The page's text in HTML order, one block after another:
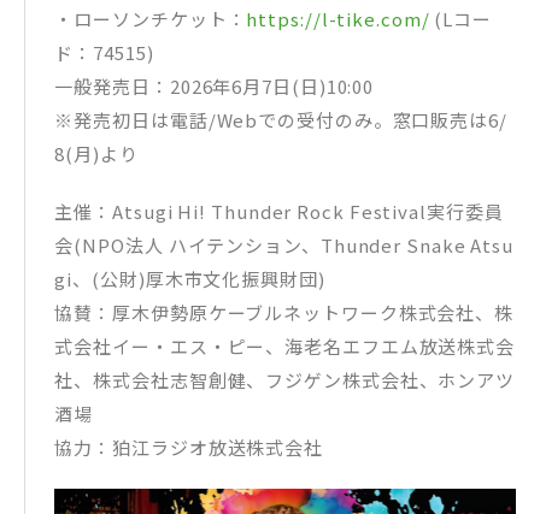
・ローソンチケット： https://l-tike.com/ (Lコー
ド：74515)
一般発売日：2026年6月7日(日)10:00
※発売初日は電話/Webでの受付のみ。窓口販売は6/
8(月)より
主催：Atsugi Hi! Thunder Rock Festival実行委員
会(NPO法人 ハイテンション、Thunder Snake Atsu
gi、(公財)厚木市文化振興財団)
協賛：厚木伊勢原ケーブルネットワーク株式会社、株
式会社イー・エス・ピー、海老名エフエム放送株式会
社、株式会社志智創健、フジゲン株式会社、ホンアツ
酒場
協力：狛江ラジオ放送株式会社